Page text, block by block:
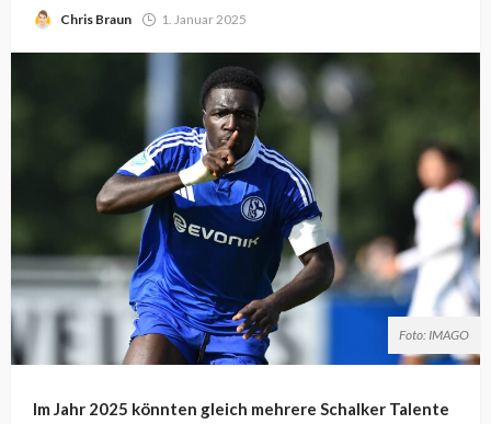
Chris Braun 1. Januar 2025
Foto: IMAGO
Im Jahr 2025 könnten gleich mehrere Schalker Talente